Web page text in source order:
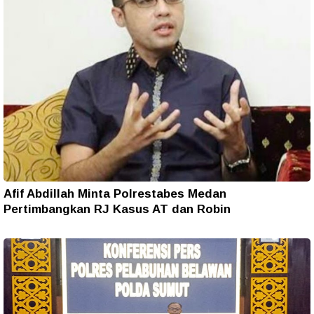
Afif Abdillah Minta Polrestabes Medan
Pertimbangkan RJ Kasus AT dan Robin